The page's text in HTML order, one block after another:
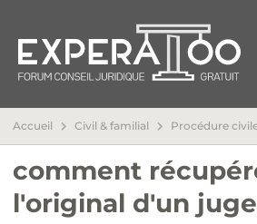
Accueil Civil & familial Procédure
comment
l'original d'un